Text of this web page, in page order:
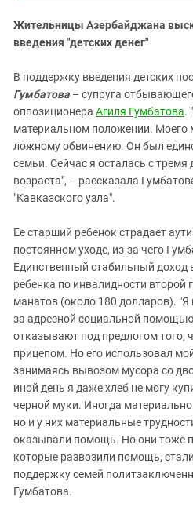
Жительницы Азербайджана
введения "детских денег"
В поддержку введения детских
Гумбатова – супруга
оппозиционера Агиля Гумбатова.
материальном положении. Моего
ложному обвинению. Он был
семьи. Сейчас я осталась с
возраста", – рассказала
"Кавказского узла".
Ее старший ребенок страдает
постоянном уходе, из-за чего
Единственный стабильный доход
ребенка по инвалидности второй
манатов (около 180 долларов).
за адресной социальной
отказывают под предлогом того,
прицепом. Но его использовал
занимаясь вывозом мусора со
иной день я даже хлеб не могу
черной муки. Иногда
но и у них материальные
оказывали помощь. Но они тоже
которые развозили помощь,
поддержку семей
Гумбатова.